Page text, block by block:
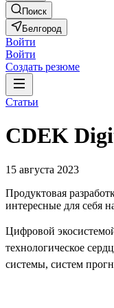
Поиск
Белгород
Войти
Войти
Создать резюме
Статьи
CDEK
15 августа 2023
Продуктовая
интересные для себя
Цифровой
технологическое
системы, систем